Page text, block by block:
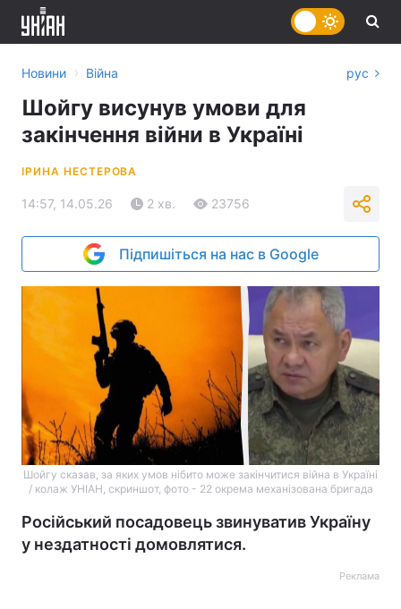
Новини › Війна рус
Шойгу висунув умови для
закінчення війни в Україні
ІРИНА НЕСТЕРОВА
14:57, 14.05.26 2 хв. 23756
Підпишіться на нас в Google
Шойгу сказав, за яких умов нібито може закінчитися війна в Україні
/ колаж УНІАН, скриншот, фото - 22 окрема механізована бригада
Російський посадовець звинуватив Україну
у нездатності домовлятися.
Реклама